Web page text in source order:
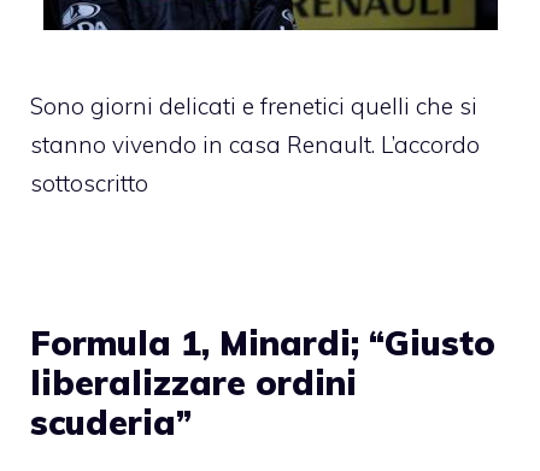
Sono giorni delicati e frenetici quelli che si
stanno vivendo in casa Renault. L’accordo
sottoscritto
Formula 1, Minardi; “Giusto
liberalizzare ordini
scuderia”